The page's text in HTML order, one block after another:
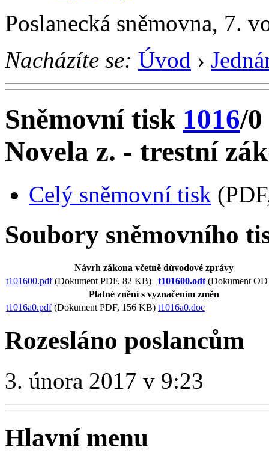
Poslanecká sněmovna, 7.
Nacházíte se: Úvod ›
Sněmovní tisk 1016/0
Novela z. - trestní
Celý sněmovní tisk
Soubory sněmovního
Návrh zákona včetně důvodové zprávy
t101600.pdf(Dokument PDF, 82 KB) t101600.odt (Dokument
Platné znění s vyznačením změn
t1016a0.pdf(Dokument PDF, 156 KB) t1016a0.doc
Rozesláno poslancům
3. února 2017 v 9:23
Hlavní menu